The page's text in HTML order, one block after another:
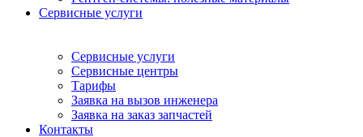
Сервисные услуги
Сервисные услуги
Сервисные центры
Тарифы
Заявка на вызов инженера
Заявка на заказ запчастей
Контакты